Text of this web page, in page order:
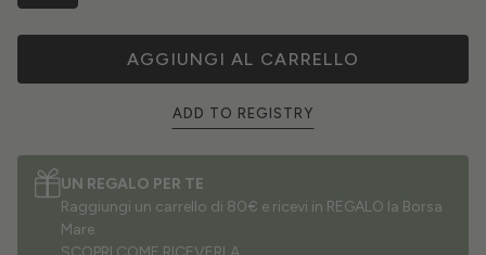
AGGIUNGI AL CARRELLO
ADD TO REGISTRY
UN REGALO PER TE
Raggiungi un carrello di 80€ e ricevi in REGALO la Borsa
Mare.